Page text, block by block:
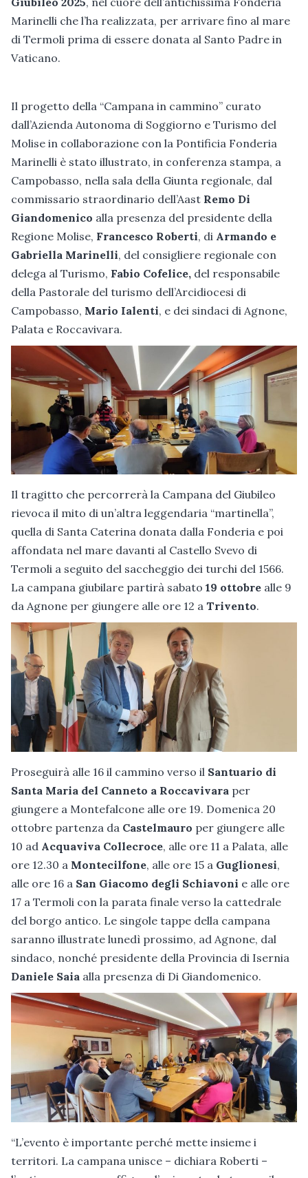
Marinelli che l’ha realizzata, per arrivare fino al mare
di Termoli prima di essere donata al Santo Padre in
Vaticano.
Il progetto della “Campana in cammino” curato
dall’Azienda Autonoma di Soggiorno e Turismo del
Molise in collaborazione con la Pontificia Fonderia
Marinelli è stato illustrato, in conferenza stampa, a
Campobasso, nella sala della Giunta regionale, dal
commissario straordinario dell’Aast Remo Di
Giandomenico alla presenza del presidente della
Regione Molise, Francesco Roberti, di Armando e
Gabriella Marinelli, del consigliere regionale con
delega al Turismo, Fabio Cofelice, del responsabile
della Pastorale del turismo dell’Arcidiocesi di
Campobasso, Mario Ialenti, e dei sindaci di Agnone,
Palata e Roccavivara.
Il tragitto che percorrerà la Campana del Giubileo
rievoca il mito di un’altra leggendaria “martinella”,
quella di Santa Caterina donata dalla Fonderia e poi
affondata nel mare davanti al Castello Svevo di
Termoli a seguito del saccheggio dei turchi del 1566.
La campana giubilare partirà sabato 19 ottobre alle 9
da Agnone per giungere alle ore 12 a Trivento.
Proseguirà alle 16 il cammino verso il Santuario di
Santa Maria del Canneto a Roccavivara per
giungere a Montefalcone alle ore 19. Domenica 20
ottobre partenza da Castelmauro per giungere alle
10 ad Acquaviva Collecroce, alle ore 11 a Palata, alle
ore 12.30 a Montecilfone, alle ore 15 a Guglionesi,
alle ore 16 a San Giacomo degli Schiavoni e alle ore
17 a Termoli con la parata finale verso la cattedrale
del borgo antico. Le singole tappe della campana
saranno illustrate lunedì prossimo, ad Agnone, dal
sindaco, nonché presidente della Provincia di Isernia
Daniele Saia alla presenza di Di Giandomenico.
“L’evento è importante perché mette insieme i
territori. La campana unisce – dichiara Roberti –